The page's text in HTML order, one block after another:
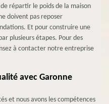
répartir le poids de la maison
doivent pas reposer
Et pour construire une
plusieurs étapes. Pour des
à contacter notre entreprise
avec Garonne
et nous avons les compétences